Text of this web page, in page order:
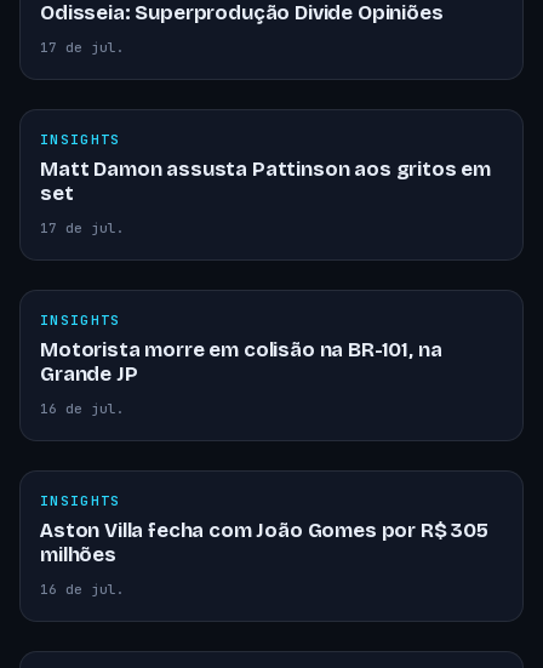
Odisseia: Superprodução Divide Opiniões
17 de jul.
INSIGHTS
Matt Damon assusta Pattinson aos gritos em
set
17 de jul.
INSIGHTS
Motorista morre em colisão na BR-101, na
Grande JP
16 de jul.
INSIGHTS
Aston Villa fecha com João Gomes por R$ 305
milhões
16 de jul.